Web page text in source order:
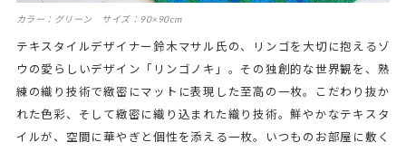
カラー：グリーン サイズ：90×90cm
テキスタイルデザイナー鈴木マサル氏の、リンゴを大切に抱えるゾ
ウの愛らしいデザイン「リンゴノキ」。その独創的な世界観を、熟
練の織り技術で緻密にマットに表現した至高の一枚。こだわり抜か
れた色彩、そして緻密に織り込まれた織り技術。鮮やかなテキスタ
イルが、空間に華やぎと個性を添える一枚。いつものお部屋に敷く